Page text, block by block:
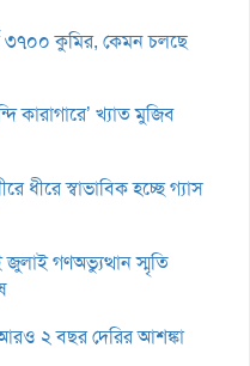
৩৭০০ কুমির, কেমন চলছে
কারাগারে’ খ্যাত মুজিব
ধীরে স্বাভাবিক হচ্ছে গ্যাস
জুলাই গণঅভ্যুত্থান স্মৃতি
২ বছর দেরির আশঙ্কা